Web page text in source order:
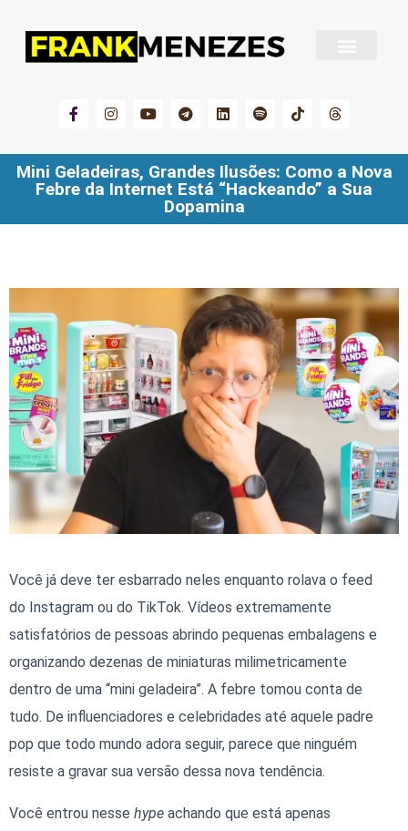
Mini Geladeiras, Grandes Ilusões: Como a Nova
Febre da Internet Está “Hackeando” a Sua
Dopamina
Você já deve ter esbarrado neles enquanto rolava o feed
do Instagram ou do TikTok. Vídeos extremamente
satisfatórios de pessoas abrindo pequenas embalagens e
organizando dezenas de miniaturas milimetricamente
dentro de uma “mini geladeira”. A febre tomou conta de
tudo. De influenciadores e celebridades até aquele padre
pop que todo mundo adora seguir, parece que ninguém
resiste a gravar sua versão dessa nova tendência.
Você entrou nesse hype achando que está apenas